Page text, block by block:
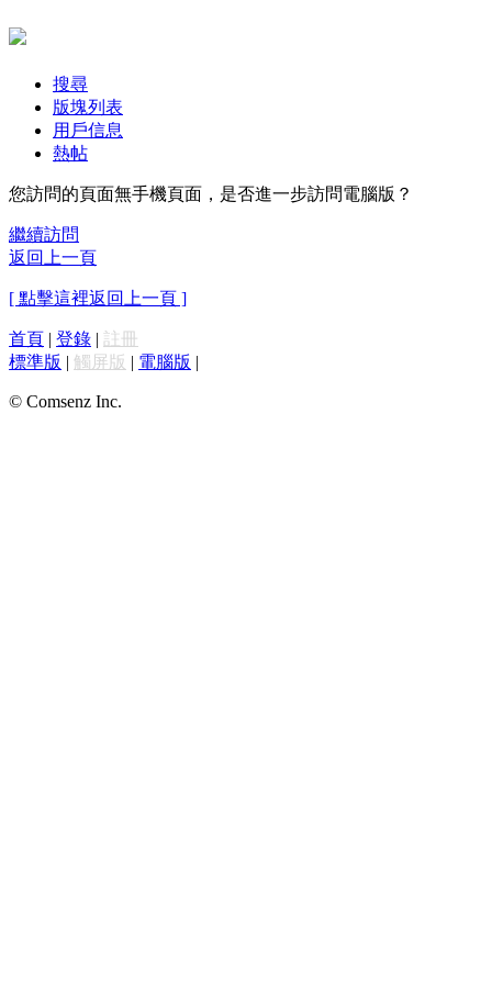
搜尋
版塊列表
用戶信息
熱帖
您訪問的頁面無手機頁面，是否進一步訪問電腦版？
繼續訪問
返回上一頁
[ 點擊這裡返回上一頁 ]
首頁 | 登錄 | 註冊
標準版 | 觸屏版 | 電腦版 |
© Comsenz Inc.